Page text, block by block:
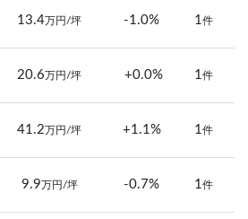
13.4万円/坪 -1.0% 1件
20.6 万円/坪 +0.0% 1件
41.2 万円/坪 +1.1% 1件
9.9 万円/坪 -0.7% 1件